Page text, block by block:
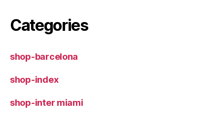
Categories
shop-barcelona
shop-index
shop-inter miami